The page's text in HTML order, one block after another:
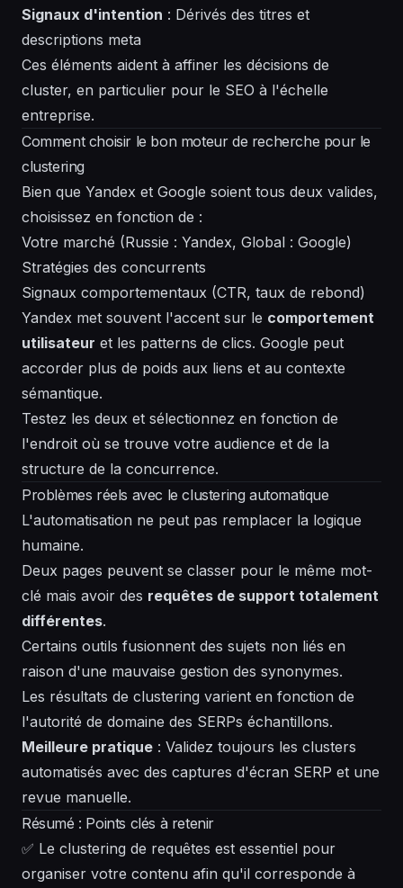
Signaux d'intention : Dérivés des titres et
descriptions meta
Ces éléments aident à affiner les décisions de
cluster, en particulier pour le SEO à l'échelle
entreprise.
Comment choisir le bon moteur de recherche pour le
clustering
Bien que Yandex et Google soient tous deux valides,
choisissez en fonction de :
Votre marché (Russie : Yandex, Global : Google)
Stratégies des concurrents
Signaux comportementaux (CTR, taux de rebond)
Yandex met souvent l'accent sur le comportement
utilisateur et les patterns de clics. Google peut
accorder plus de poids aux liens et au contexte
sémantique.
Testez les deux et sélectionnez en fonction de
l'endroit où se trouve votre audience et de la
structure de la concurrence.
Problèmes réels avec le clustering automatique
L'automatisation ne peut pas remplacer la logique
humaine.
Deux pages peuvent se classer pour le même mot-
clé mais avoir des requêtes de support totalement
différentes.
Certains outils fusionnent des sujets non liés en
raison d'une mauvaise gestion des synonymes.
Les résultats de clustering varient en fonction de
l'autorité de domaine des SERPs échantillons.
Meilleure pratique : Validez toujours les clusters
automatisés avec des captures d'écran SERP et une
revue manuelle.
Résumé : Points clés à retenir
✅ Le clustering de requêtes est essentiel pour
organiser votre contenu afin qu'il corresponde à